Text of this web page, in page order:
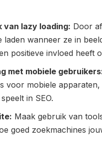
van lazy loading: Door
laden wanneer ze in
positieve invloed heeft
met mobiele
voor mobiele
in SEO.
Maak gebruik van
goed zoekmachines